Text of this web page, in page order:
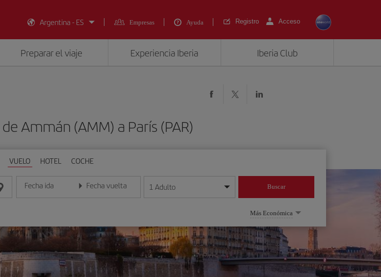
Argentina - ES
Empresas Ayuda Registro Acceso
Preparar el viaje Experiencia Iberia Iberia Club
Ammán (AMM) a París (PAR)
VUELO HOTEL COCHE
Fecha ida
Introduce la fecha en formato día/mes/año
Fecha vuelta
Introduce la fecha en formato día/mes/año
1 Adulto Buscar
Más Económica